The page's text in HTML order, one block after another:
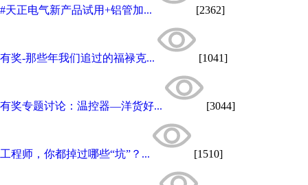
#天正电气新产品试用+铝管加... [2362]
有奖-那些年我们追过的福禄克... [1041]
有奖专题讨论：温控器—洋货好... [3044]
工程师，你都掉过哪些“坑”？... [1510]